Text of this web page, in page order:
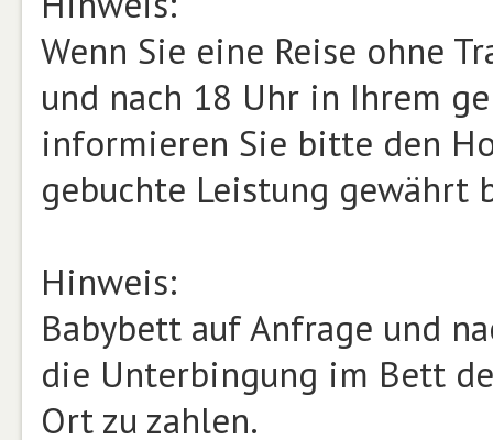
Wenn Sie eine Reise ohne
und nach 18 Uhr in Ihrem
informieren Sie bitte den
gebuchte Leistung gewährt
Hinweis:
Babybett auf Anfrage und
die Unterbingung im Bett
Ort zu zahlen.